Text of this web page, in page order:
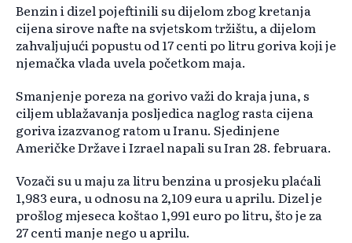
Benzin i dizel pojeftinili su dijelom zbog kretanja
cijena sirove nafte na svjetskom tržištu, a dijelom
zahvaljujući popustu od 17 centi po litru goriva koji je
njemačka vlada uvela početkom maja.
Smanjenje poreza na gorivo važi do kraja juna, s
ciljem ublažavanja posljedica naglog rasta cijena
goriva izazvanog ratom u Iranu. Sjedinjene
Američke Države i Izrael napali su Iran 28. februara.
Vozači su u maju za litru benzina u prosjeku plaćali
1,983 eura, u odnosu na 2,109 eura u aprilu. Dizel je
prošlog mjeseca koštao 1,991 euro po litru, što je za
27 centi manje nego u aprilu.